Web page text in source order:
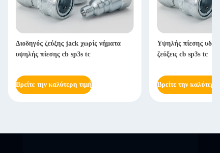
Διοδηγός ζεύξης jack χωρίς νήματα
υψηλής πίεσης cb sp3s tc
Βρείτε την καλύτερη τιμή
Υψηλής πίεσης
ζεύξεις cb sp3s tc
Βρείτε την καλύτερη